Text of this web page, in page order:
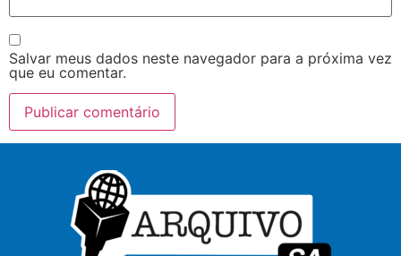
Salvar meus dados neste navegador para a próxima vez
que eu comentar.